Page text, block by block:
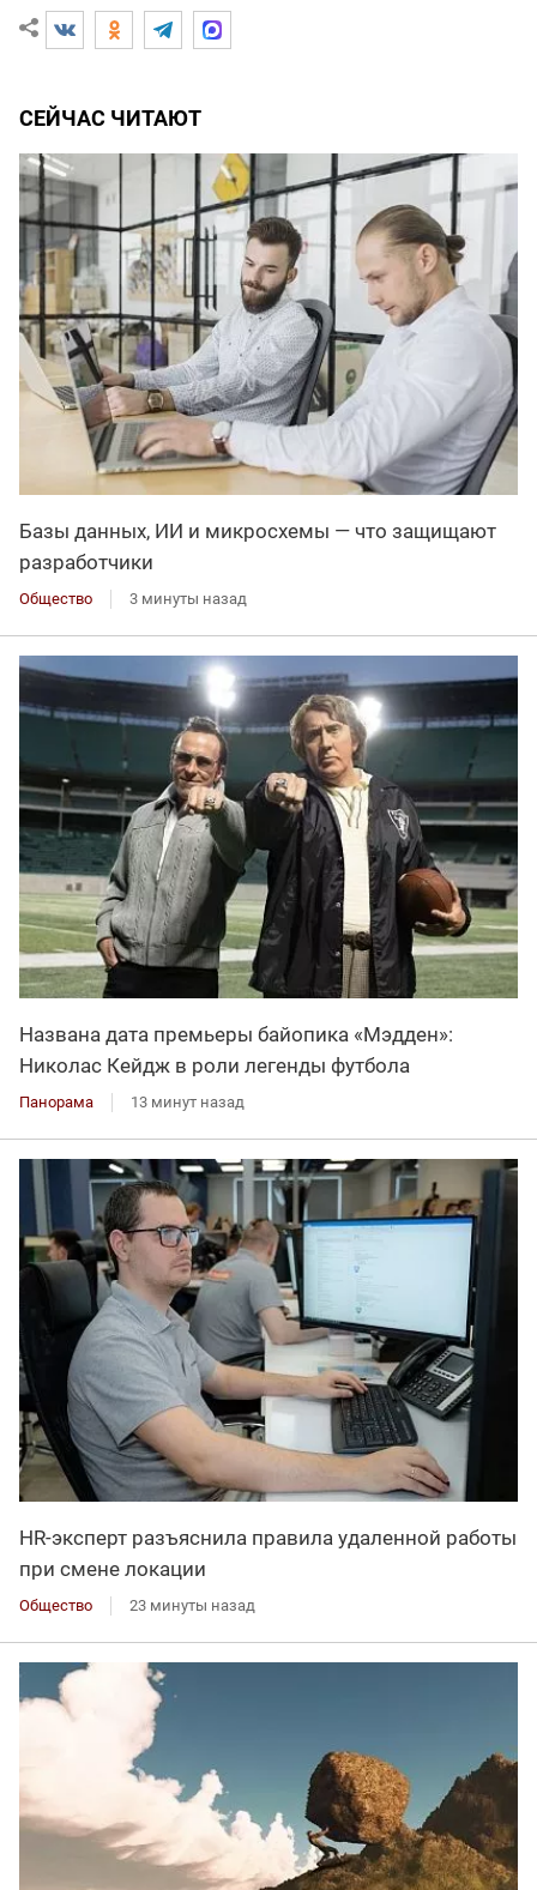
СЕЙЧАС ЧИТАЮТ
Базы данных, ИИ и микросхемы — что защищают
разработчики
Общество 3 минуты назад
Названа дата премьеры байопика «Мэдден»:
Николас Кейдж в роли легенды футбола
Панорама 13 минут назад
HR-эксперт разъяснила правила удаленной работы
при смене локации
Общество 23 минуты назад